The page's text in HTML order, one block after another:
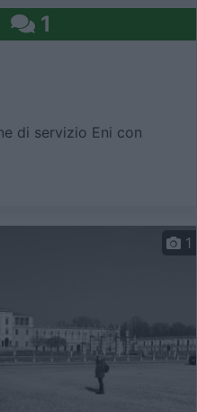
1
di servizio Eni con
1